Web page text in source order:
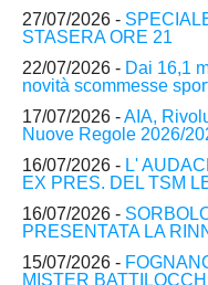
27/07/2026 -
STASERA ORE 21
22/07/2026 - Dai 16,1
novità scommesse
17/07/2026 -AIA,
Nuove Regole 2026/
16/07/2026 - L'
EX PRES. DEL TSM
16/07/2026 -
PRESENTATA LA
15/07/2026 -
MISTER